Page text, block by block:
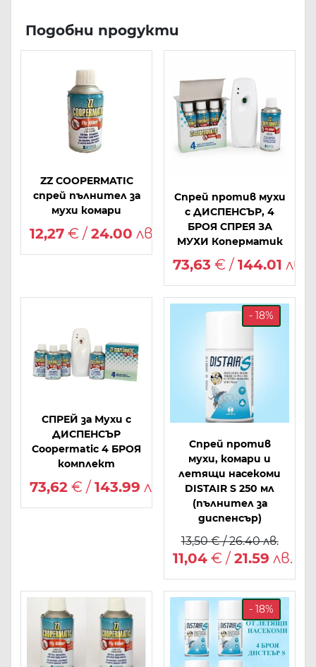
Подобни продукти
ZZ COOPERMATIC
спрей пълнител за
мухи комари
12,27 € / 24.00 лв.
Спрей против мухи
с ДИСПЕНСЪР, 4
БРОЯ СПРЕЯ ЗА
МУХИ Коперматик
73,63 € / 144.01 лв.
СПРЕЙ за Мухи с
ДИСПЕНСЪР
Coopermatic 4 БРОЯ
комплект
73,62 € / 143.99 лв.
Спрей против
мухи, комари и
летящи насекоми
DISTAIR S 250 мл
(пълнител за
диспенсър)
13,50 € / 26.40 лв.
11,04 € / 21.59 лв.
- 18%
- 18%